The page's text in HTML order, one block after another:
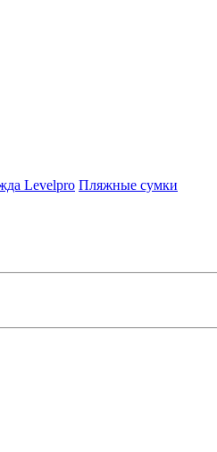
Levelpro Пляжные сумки